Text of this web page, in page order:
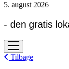
5. august 2026
- den gratis
open
menu
Tilbage